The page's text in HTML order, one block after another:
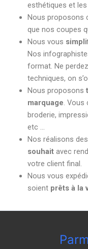
esthétiques et
Nous proposons
que nos coupes
Nous vous
Nos
format. Ne
techniques, on
Nous proposons
marquage. Vous
broderie,
etc …
Nos réalisons des
souhaitavec
votre client final.
Nous vous
soient prêts à la